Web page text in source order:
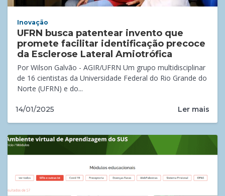
Inovação
UFRN busca patentear invento que
promete facilitar identificação precoce
da Esclerose Lateral Amiotrófica
Por Wilson Galvão - AGIR/UFRN Um grupo multidisciplinar
de 16 cientistas da Universidade Federal do Rio Grande do
Norte (UFRN) e do...
14/01/2025 Ler mais